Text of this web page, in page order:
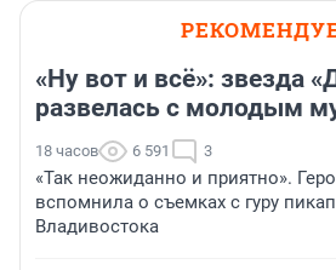
«Ну вот и всё»: звезда
развелась с молодым
18 часов 6 591 3
«Так неожиданно и приятно».
вспомнила о съемках с гуру
Владивостока